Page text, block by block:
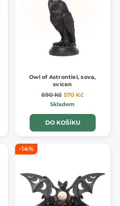
Owl of Astrontiel, sova,
svícen
690 Kč 570 Kč
Skladem
DO KOŠÍKU
-14%